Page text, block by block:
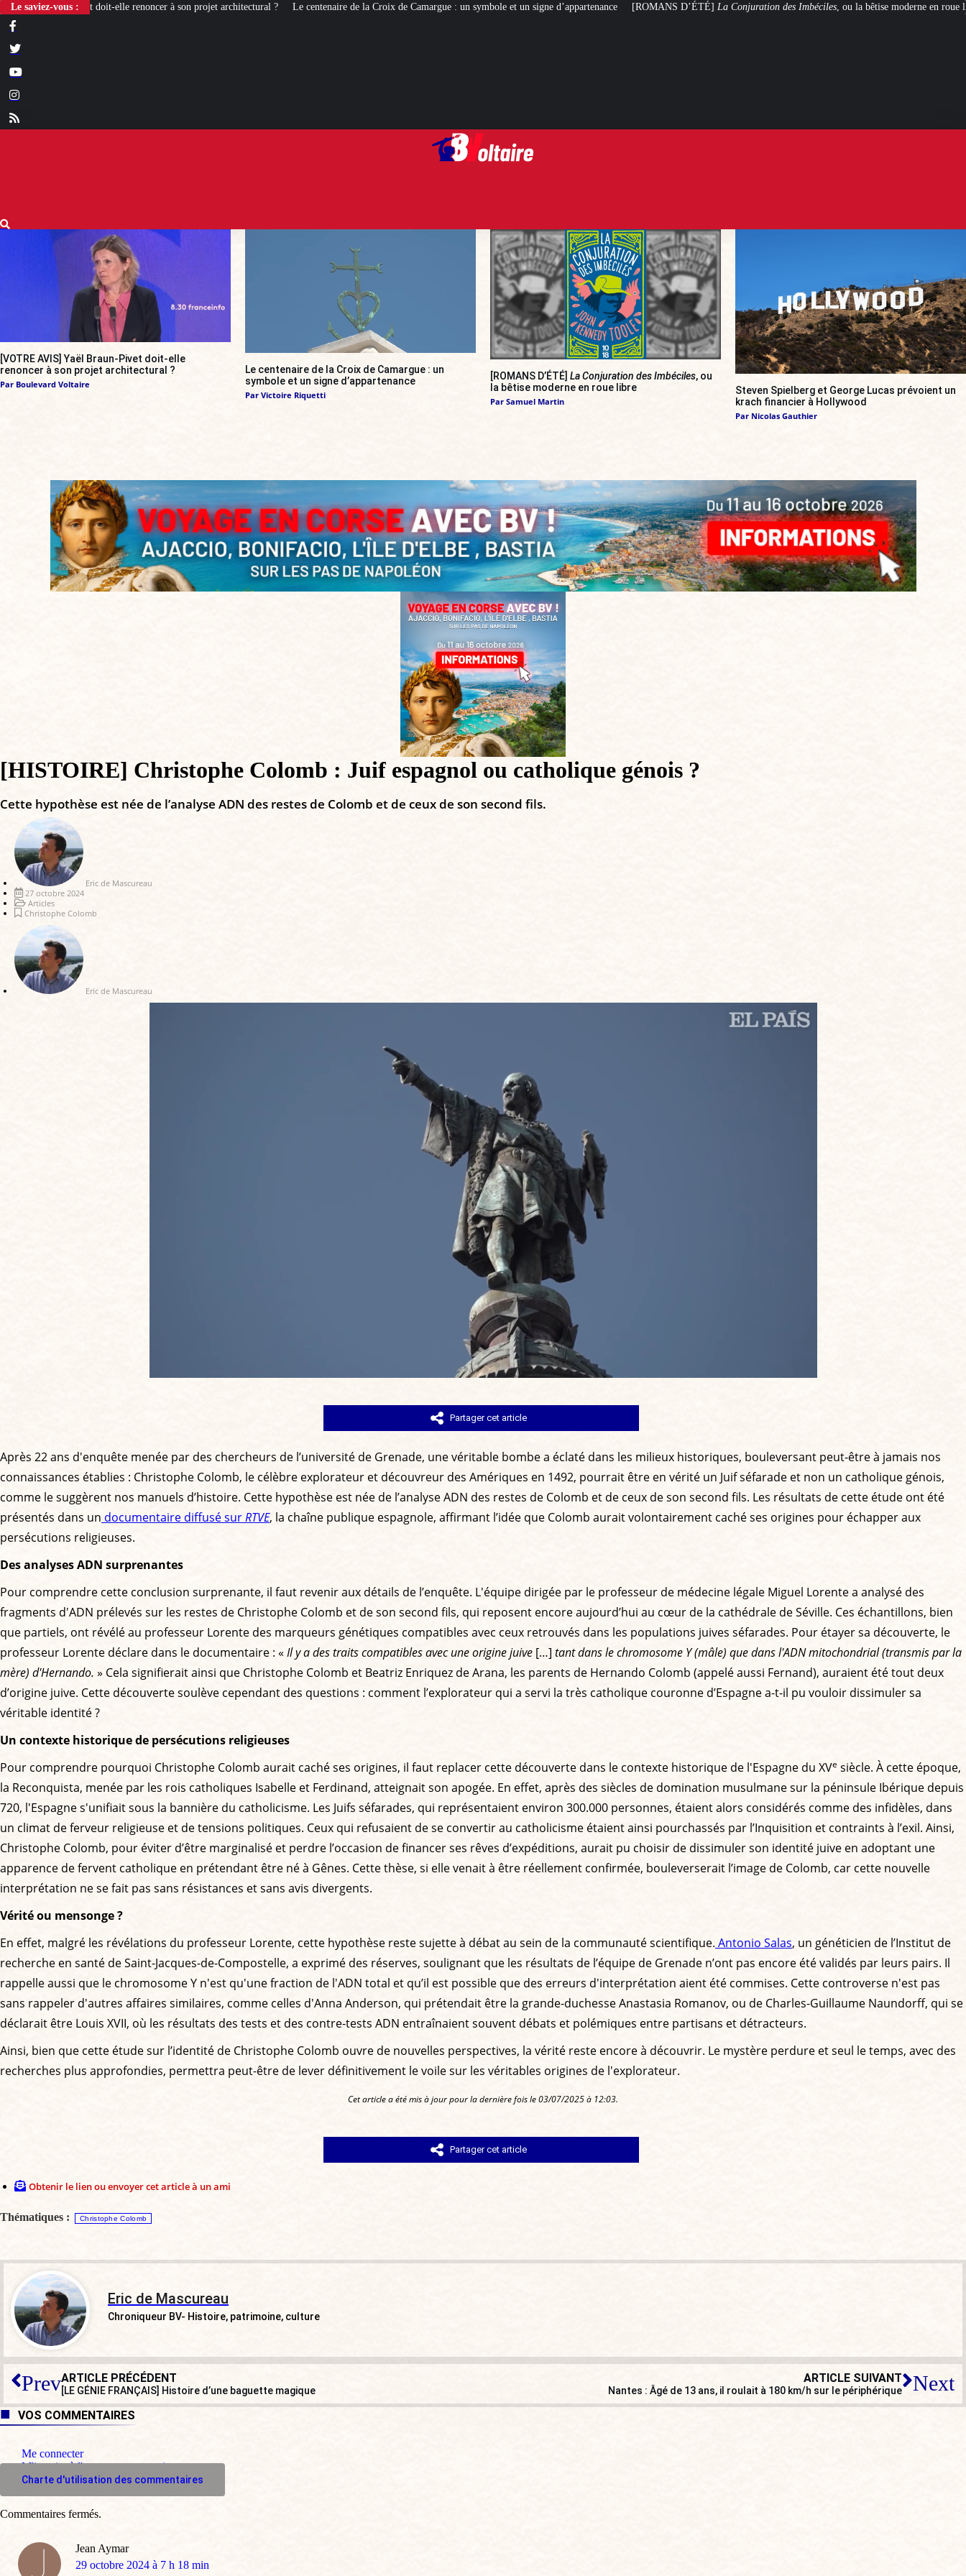
Le saviez-vous :
renoncer à son projet architectural ? Le centenaire de la Croix de Camargue : un symbole et un signe d’appartenance [ROMANS D’ÉTÉ]La Conjuration des Imbéciles , ou la bêtise moderne en roue libre Steven Spielberg
[VOTRE AVIS] Yaël Braun-Pivet doit-elle
renoncer à son projet architectural ?
Par Boulevard Voltaire
Le centenaire de la Croix de Camargue : un
symbole et un signe d’appartenance
Par Victoire Riquetti
[ROMANS D’ÉTÉ] La Conjuration des Imbéciles, ou
la bêtise moderne en roue libre
Par Samuel Martin
Steven Spielberg et George Lucas prévoient un
krach financier à Hollywood
Par Nicolas Gauthier
[HISTOIRE] Christophe Colomb : Juif espagnol ou catholique génois ?
Cette hypothèse est née de l’analyse ADN des restes de Colomb et de ceux de son second fils.
Eric de Mascureau
27 octobre 2024
Articles
Christophe Colomb
Eric de Mascureau
Partager cet article
Après 22 ans d'enquête menée par des chercheurs de l’université de Grenade, une véritable bombe a éclaté dans les milieux historiques, bouleversant peut-être à jamais nos
connaissances établies : Christophe Colomb, le célèbre explorateur et découvreur des Amériques en 1492, pourrait être en vérité un Juif séfarade et non un catholique génois,
comme le suggèrent nos manuels d’histoire. Cette hypothèse est née de l’analyse ADN des restes de Colomb et de ceux de son second fils. Les résultats de cette étude ont été
présentés dans un documentaire diffusé surRTVE, la chaîne publique espagnole, affirmant l’idée que Colomb aurait volontairement caché ses origines pour échapper aux
persécutions religieuses.
Des analyses ADN surprenantes
Pour comprendre cette conclusion surprenante, il faut revenir aux détails de l’enquête. L'équipe dirigée par le professeur de médecine légale Miguel Lorente a analysé des
fragments d'ADN prélevés sur les restes de Christophe Colomb et de son second fils, qui reposent encore aujourd’hui au cœur de la cathédrale de Séville. Ces échantillons, bien
que partiels, ont révélé au professeur Lorente des marqueurs génétiques compatibles avec ceux retrouvés dans les populations juives séfarades. Pour étayer sa découverte, le
professeur Lorente déclare dans le documentaire : «Il y a des traits compatibles avec une origine juive […] tant dans le chromosome Y (mâle) que dans l'ADN mitochondrial (transmis par la
mère) d'Hernando. » Cela signifierait ainsi que Christophe Colomb et Beatriz Enriquez de Arana, les parents de Hernando Colomb (appelé aussi Fernand), auraient été tout deux
d’origine juive. Cette découverte soulève cependant des questions : comment l’explorateur qui a servi la très catholique couronne d’Espagne a-t-il pu vouloir dissimuler sa
véritable identité ?
Un contexte historique de persécutions religieuses
Pour comprendre pourquoi Christophe Colomb aurait caché ses origines, il faut replacer cette découverte dans le contexte historique de l'Espagne du XVe siècle. À cette époque,
la Reconquista, menée par les rois catholiques Isabelle et Ferdinand, atteignait son apogée. En effet, après des siècles de domination musulmane sur la péninsule Ibérique depuis
720, l'Espagne s'unifiait sous la bannière du catholicisme. Les Juifs séfarades, qui représentaient environ 300.000 personnes, étaient alors considérés comme des infidèles, dans
un climat de ferveur religieuse et de tensions politiques. Ceux qui refusaient de se convertir au catholicisme étaient ainsi pourchassés par l’Inquisition et contraints à l’exil. Ainsi,
Christophe Colomb, pour éviter d’être marginalisé et perdre l’occasion de financer ses rêves d’expéditions, aurait pu choisir de dissimuler son identité juive en adoptant une
apparence de fervent catholique en prétendant être né à Gênes. Cette thèse, si elle venait à être réellement confirmée, bouleverserait l’image de Colomb, car cette nouvelle
interprétation ne se fait pas sans résistances et sans avis divergents.
Vérité ou mensonge ?
En effet, malgré les révélations du professeur Lorente, cette hypothèse reste sujette à débat au sein de la communauté scientifique. Antonio Salas, un généticien de l’Institut de
recherche en santé de Saint-Jacques-de-Compostelle, a exprimé des réserves, soulignant que les résultats de l’équipe de Grenade n’ont pas encore été validés par leurs pairs. Il
rappelle aussi que le chromosome Y n'est qu'une fraction de l'ADN total et qu’il est possible que des erreurs d'interprétation aient été commises. Cette controverse n'est pas
sans rappeler d'autres affaires similaires, comme celles d'Anna Anderson, qui prétendait être la grande-duchesse Anastasia Romanov, ou de Charles-Guillaume Naundorff, qui se
déclarait être Louis XVII, où les résultats des tests et des contre-tests ADN entraînaient souvent débats et polémiques entre partisans et détracteurs.
Ainsi, bien que cette étude sur l’identité de Christophe Colomb ouvre de nouvelles perspectives, la vérité reste encore à découvrir. Le mystère perdure et seul le temps, avec des
recherches plus approfondies, permettra peut-être de lever définitivement le voile sur les véritables origines de l'explorateur.
Cet article a été mis à jour pour la dernière fois le 03/07/2025 à 12:03.
Partager cet article
Obtenir le lien ou envoyer cet article à un ami
Thématiques : Christophe Colomb
Eric de Mascureau
Chroniqueur BV- Histoire, patrimoine, culture
PrevARTICLE PRÉCÉDENT
[LE GÉNIE FRANÇAIS] Histoire d’une baguette magique
ARTICLE SUIVANT
Nantes : Âgé de 13 ans, il roulait à 180 km/h sur le périphérique Next
VOS COMMENTAIRES
Me connecter
M'inscrire à l'espace commentaire
Charte d'utilisation des commentaires
Jean Aymar
dit
29 octobre 2024 à 7 h 18 min
Commentaires fermés.